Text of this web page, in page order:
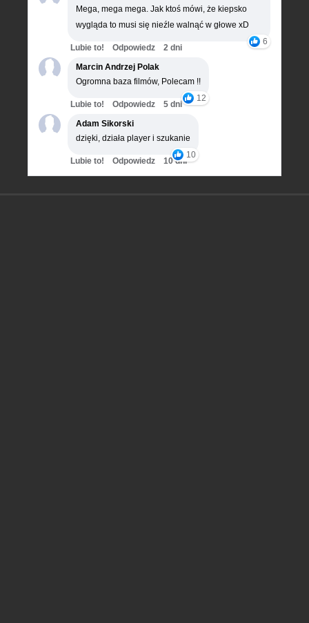
Mega, mega mega. Jak ktoś mówi, że kiepsko
wygląda to musi się nieźle walnąć w głowe xD
6
Lubie to! Odpowiedz
2 dni
Marcin Andrzej Polak
Ogromna baza filmów, Polecam !!
12
Lubie to! Odpowiedz
5 dni
Adam Sikorski
dzięki, działa player i szukanie
10
Lubie to! Odpowiedz 10 dni